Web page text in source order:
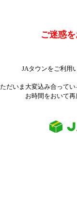
ご迷惑
JAタウンをご利用
ただいま大変込み合って
お時間をおいて